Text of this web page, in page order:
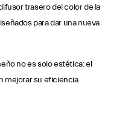
trasero del color de la
para dar una nueva
no es solo estética: el
mejorar su eficiencia